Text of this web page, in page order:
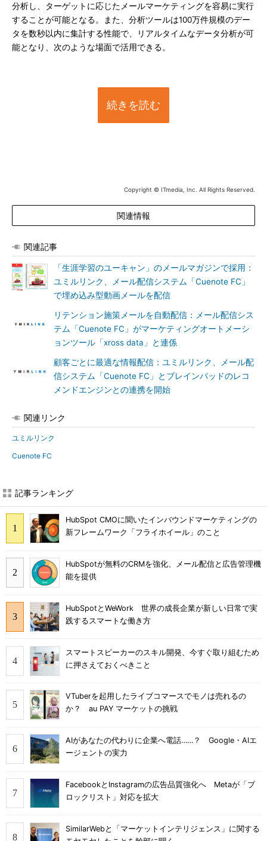
分析し、ターゲットに応じたメールマーケティングを容易に実行
することが可能となる。また、分析ツールは100万件規模のデー
タを数秒以内に集計する性能で、リアルタイムなデータ分析が可
能となり、次のような場面で活用できる。
続きを読む
Copyright © ITmedia, Inc. All Rights Reserved.
関連情報
関連記事
「生涯学習のユーキャン」のメールマガジンで採用：
ユミルリンク、メール配信システム「Cuenote FC」
で埋め込み型動画メールを配信
リテンション施策メールを自動配信：メール配信シス
テム「Cuenote FC」がマーケティングオートメーシ
ョンツール「xross data」と連係
顧客ごとに最適な情報配信：ユミルリンク、メール配
信システム「Cuenote FC」とブレインパッドのレコ
メンドエンジンとの連携を開始
関連リンク
ユミルリンク
Cuenote FC
記事ランキング
HubSpot CMOに聞いたインバウンドマーケティングの
新フレームワーク「フライホイール」のこと
HubSpotが無料のCRMを強化、メール配信と広告管理機
能を提供
HubSpotとWeWork 世界の成長企業が新しい日常で実
践するスマートな働き方
スマートスピーカーのスキル開発、今すぐ取り組むため
に押さえておくべきこと
VTuberを起用したライブコマースでモノは売れるの
か？ au PAY マーケットの挑戦
AIがあなたの代わりに企業へ電話……？ Google・AIエ
ージェントの実力
FacebookとInstagramの広告品質強化へ Metaが「ブ
ロックリスト」対応を拡大
SimilarWebと「マーケットインテリジェンス」に関する